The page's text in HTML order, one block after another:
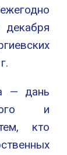
— дань
и
кто